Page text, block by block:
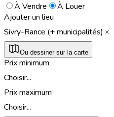
À Vendre
À Louer
Ajouter un lieu
Sivry-Rance (+ municipalités)
Ou dessiner sur la carte
Prix minimum
Choisir...
Prix maximum
Choisir...